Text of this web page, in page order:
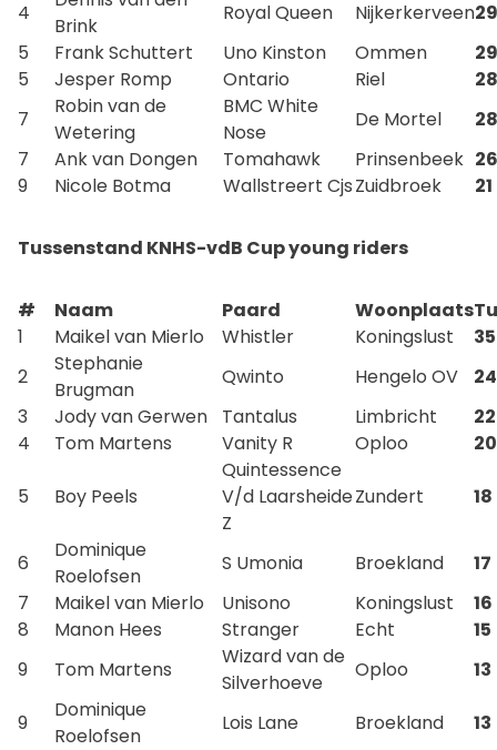
4
Brink
Royal Queen Nijkerkerveen29
5
Frank Schuttert Uno Kinston Ommen
29
5
Jesper Romp Ontario Riel
28
7
Robin van de
Wetering
BMC White
Nose
De Mortel
28
7
Ank van Dongen Tomahawk Prinsenbeek 26
9
Nicole Botma Wallstreert CjsZuidbroek 21
Tussenstand KNHS-vdB Cup young riders
# Naam Paard Woonplaats
1
Maikel van Mierlo Whistler Koningslust
35
2
Stephanie
Brugman
Qwinto Hengelo OV
24
3
Jody van Gerwen Tantalus Limbricht
22
4
Tom Martens Vanity R Oploo 20
5 Boy Peels
Quintessence
V/d Laarsheide
Z
Zundert 18
6
Dominique
Roelofsen
S Umonia Broekland
17
7
Maikel van Mierlo Unisono Koningslust
16
8
Manon Hees Stranger Echt
15
9
Tom Martens
Wizard van de
Silverhoeve
Oploo 13
9
Dominique
Roelofsen
Lois Lane Broekland 13